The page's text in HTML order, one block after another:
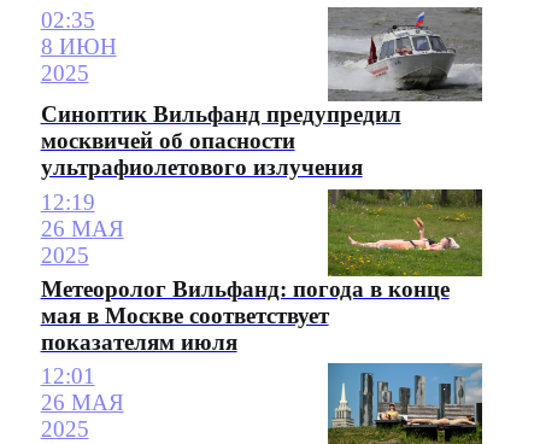
02:35
8 ИЮН
2025
Синоптик Вильфанд предупредил
москвичей об опасности
ультрафиолетового излучения
12:19
26 МАЯ
2025
Метеоролог Вильфанд: погода в конце
мая в Москве соответствует
показателям июля
12:01
26 МАЯ
2025